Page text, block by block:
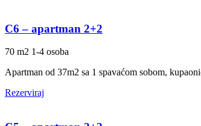
C6 – apartman 2+2
70 m2 1-4 osoba
Apartman od 37m2 sa 1 spavaćom sobom,
Rezerviraj